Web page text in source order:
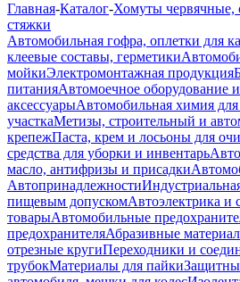
Главная-Каталог-Хомуты червячные,
стяжки
Автомобильная гофра, оплетки для
клеевые составы, герметики
мойкиЭлектромонтажная продукция
питанияАвтомоечное оборудование и
аксессуарыАвтомобильная химия для
участкаМетизы, строительный и
крепежПаста, крем и лосьоны для
средства для уборки и инвентарь
масло, антифризы и присадки
Автопринадлежности
пищевым допускомАвтоэлектрика и
товарыАвтомобильные
предохранителяАбразивные
отрезные кругиПереходники и
трубокМатериалы для пайки